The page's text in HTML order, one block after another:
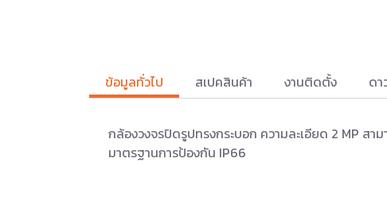
ข้อมูลทั่วไป สเปคสินค้า งานติดตั้ง ดา
กล้องวงจรปิดรูปทรงกระบอก ความละเอียด 2 MP ส
มาตรฐานการป้องกัน IP66